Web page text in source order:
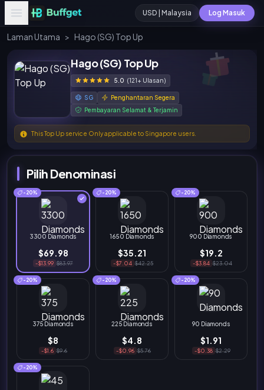
USD | Malaysia Log Masuk
Laman Utama > Hago (SG) Top Up
Hago (SG) Top Up
5.0 (121+ Ulasan)
SG
Penghantaran Segera
Pembayaran Selamat & Terjamin
This Top Up service Only applicable to Singapore users.
Pilih Denominasi
-20%
3300 Diamonds
$69.98
-$13.99 $83.97
-20%
1650 Diamonds
$35.21
-$7.04 $42.25
-20%
900 Diamonds
$19.2
-$3.84 $23.04
-20%
375 Diamonds
$8
-$1.6 $9.6
-20%
225 Diamonds
$4.8
-$0.96 $5.76
-20%
90 Diamonds
$1.91
-$0.38 $2.29
-20%